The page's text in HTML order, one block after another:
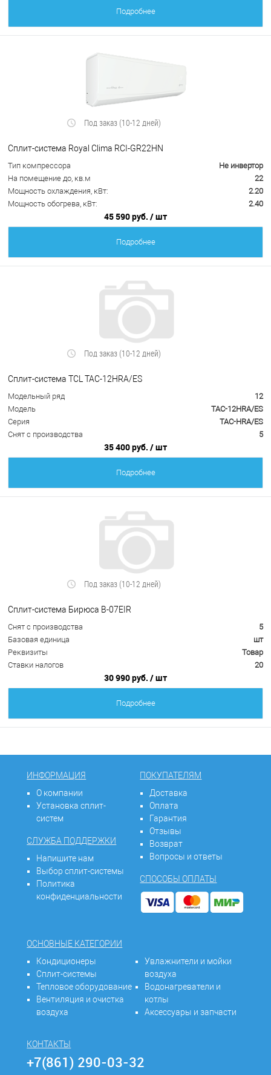
Подробнее
Под заказ (10-12 дней)
Сплит-система Royal Clima RCI-GR22HN
Тип компрессора
Не инвертор
На помещение до, кв.м
22
Мощность охлаждения, кВт:
2.20
Мощность обогрева, кВт:
2.40
45 590 руб. / шт
Подробнее
Под заказ (10-12 дней)
Сплит-система TCL TAC-12HRA/ES
Модельный ряд
12
Модель
TAC-12HRA/ES
Серия
TAC-HRA/ES
Снят с производства
5
35 400 руб. / шт
Подробнее
Под заказ (10-12 дней)
Сплит-система Бирюса B-07EIR
Снят с производства
5
Базовая единица
шт
Реквизиты
Товар
Ставки налогов
20
30 990 руб. / шт
Подробнее
ИНФОРМАЦИЯ
О компании
Установка сплит-
систем
СЛУЖБА ПОДДЕРЖКИ
Напишите нам
Выбор сплит-системы
Политика
конфиденциальности
ПОКУПАТЕЛЯМ
Доставка
Оплата
Гарантия
Отзывы
Возврат
Вопросы и ответы
СПОСОБЫ ОПЛАТЫ
ОСНОВНЫЕ КАТЕГОРИИ
Кондиционеры
Сплит-системы
Тепловое оборудование
Вентиляция и очистка
воздуха
Увлажнители и мойки
воздуха
Водонагреватели и
котлы
Аксессуары и запчасти
КОНТАКТЫ
+7(861) 290-03-32